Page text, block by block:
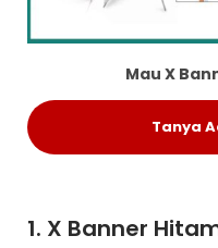
Mau X
Tanya
1. X Banner